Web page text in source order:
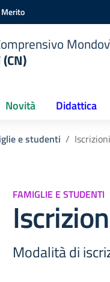
Novità Didattica
e studenti
FAMIGLIE E STUDENTI
Modalità di